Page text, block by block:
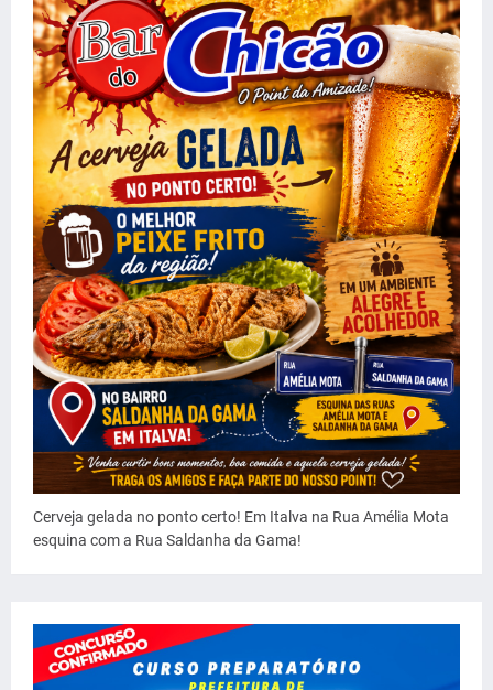
Cerveja gelada no ponto certo! Em Italva na Rua Amélia Mota
esquina com a Rua Saldanha da Gama!